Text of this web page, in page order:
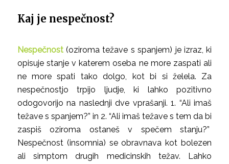
Kaj je nespečnost?
Nespečnost(oziroma težave s spanjem) je izraz, ki
opisuje stanje v katerem oseba ne more zaspati ali
ne more spati tako dolgo, kot bi si želela. Za
nespečnostjo trpijo ljudje, ki lahko pozitivno
odogovorijo na naslednji dve vprašanji. 1. “Ali imaš
težave s spanjem?” in 2. “Ali imaš težave s tem da bi
zaspiš oziroma ostaneš v spečem stanju?”
Nespečnost (insomnia) se obravnava kot bolezen
ali simptom drugih medicinskih težav. Lahko